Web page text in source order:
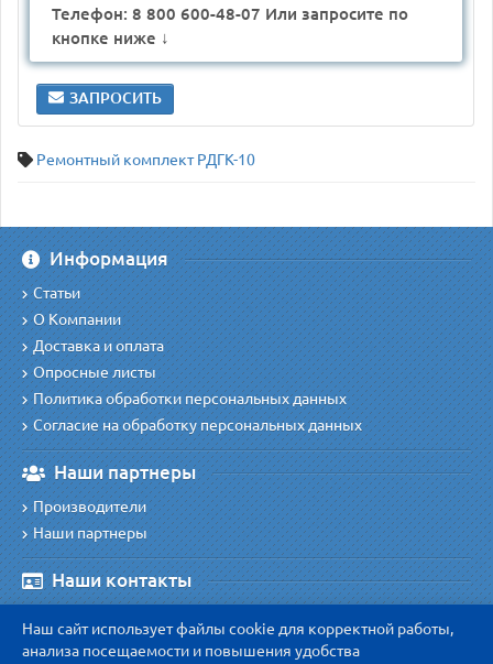
Телефон: 8 800 600-48-07 Или запросите по
кнопке ниже ↓
ЗАПРОСИТЬ
Ремонтный комплект РДГК-10
Информация
Статьи
О Компании
Доставка и оплата
Опросные листы
Политика обработки персональных данных
Согласие на обработку персональных данных
Наши партнеры
Производители
Наши партнеры
Наши контакты
410038 г. Саратов, ул. Симбирская 154А, офис 45/1
Наш сайт использует файлы cookie для корректной работы,
анализа посещаемости и повышения удобства